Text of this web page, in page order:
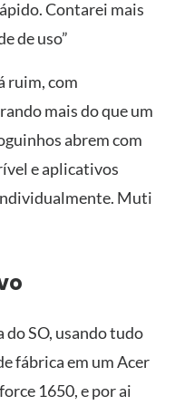
Contarei mais
de uso”
ruim, com
mais do que um
abrem com
e aplicativos
Muti
SO, usando tudo
fábrica em um Acer
1650, e por ai